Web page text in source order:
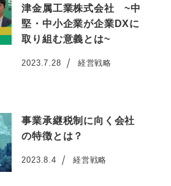
津金属工業株式会社 ~中
堅・中小企業が企業DXに
取り組む意義とは~
投稿日
2023.7.28 経営戦略
事業承継税制に向く会社
の特徴とは？
投稿日
2023.8.4 経営戦略